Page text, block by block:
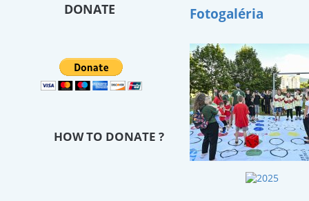
DONATE
HOW TO DONATE ?
Fotogaléria